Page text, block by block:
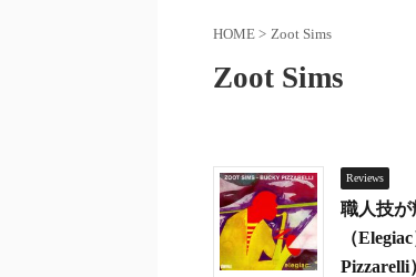
HOME > Zoot Sims
Zoot Sims
Reviews
職人技が
（
Pizzarelli